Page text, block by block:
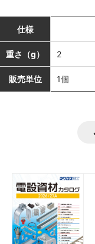
仕様
重さ（g） 2
販売単位 1個